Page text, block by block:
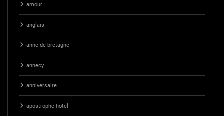
amour
anglais
anne de bretagne
annecy
anniversaire
apostrophe hotel